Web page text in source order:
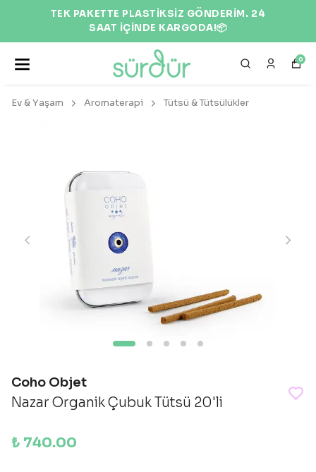
TEK PAKETTE PLASTİKSİZ GÖNDERİM. 24
SAAT İÇİNDE KARGODA!📦
0
Ev & Yaşam Aromaterapi Tütsü & Tütsülükler
Coho Objet
Nazar Organik Çubuk Tütsü 20'li
₺ 740.00